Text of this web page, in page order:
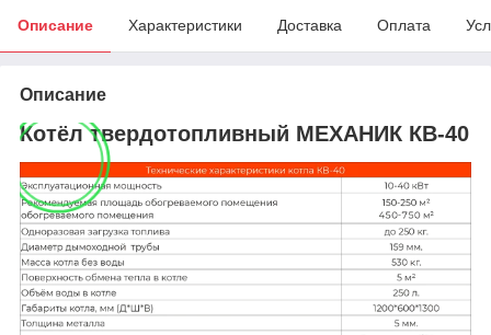
Описание Характеристики Доставка Оплата
Описание
Котёл твердотопливный МЕХАНИК КВ-40